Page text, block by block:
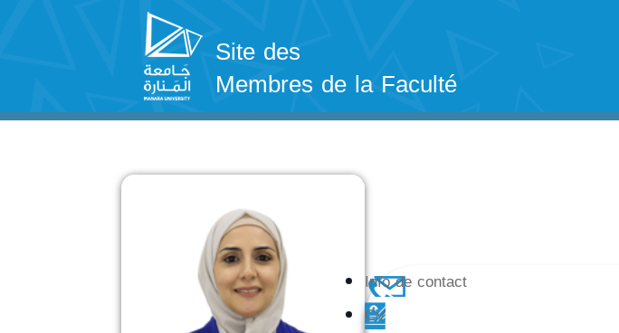
Site des
Membres de la Faculté
Info de contact
CV